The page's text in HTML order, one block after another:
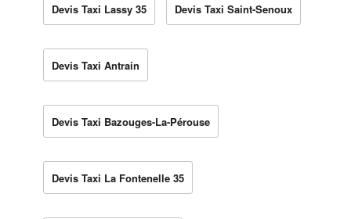
Devis Taxi Lassy 35 Devis Taxi Saint-Senoux
Devis Taxi Antrain
Devis Taxi Bazouges-La-Pérouse
Devis Taxi La Fontenelle 35